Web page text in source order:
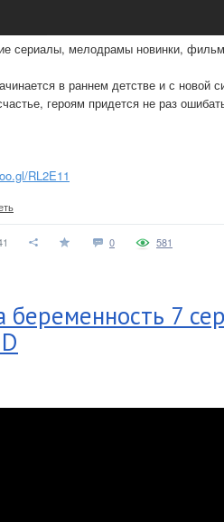
сериалы, мелодрамы новинки,
в раннем детстве и с новой
героям придется не раз
RL2E11
0 581
беременность 7